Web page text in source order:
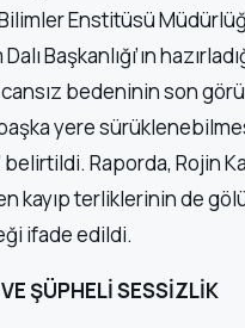
Enstitüsü
Başkanlığı’ın
cansız bedeninin son
yere
Raporda, Rojin
kayıp terliklerinin de
ifade edildi.
ŞÜPHELİ SESSİZLİK